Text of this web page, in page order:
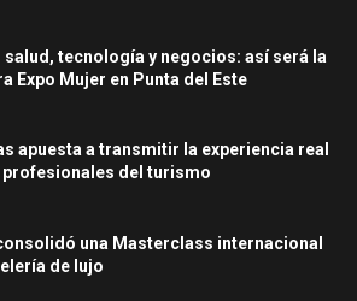
salud, tecnología y negocios: así será la
Expo Mujer en Punta del Este
apuesta a transmitir la experiencia real
profesionales del turismo
una Masterclass internacional
de lujo